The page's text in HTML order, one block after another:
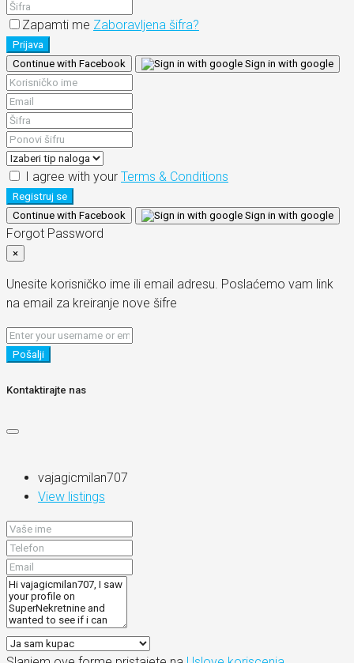
Zapamti me Zaboravljena šifra?
Prijava
Continue with Facebook
Sign in with google
I agree with your Terms & Conditions
Registruj se
Continue with Facebook
Sign in with google
Forgot Password
×
Unesite korisničko ime ili email adresu. Poslaćemo vam link
na email za kreiranje nove šifre
Pošalji
Kontaktirajte nas
vajagicmilan707
View listings